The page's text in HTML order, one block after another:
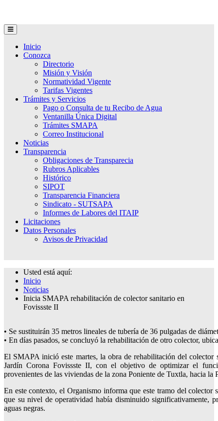
Inicio
Conozca
Directorio
Misión y Visión
Normatividad Vigente
Tarifas Vigentes
Trámites y Servicios
Pago o Consulta de tu Recibo de Agua
Ventanilla Única Digital
Trámites SMAPA
Correo Institucional
Noticias
Transparencia
Obligaciones de Transparecia
Rubros Aplicables
Histórico
SIPOT
Transparencia Financiera
Sindicato - SUTSAPA
Informes de Labores del ITAIP
Licitaciones
Datos Personales
Avisos de Privacidad
Usted está aquí:
Inicio
Noticias
Inicia SMAPA rehabilitación de colector sanitario en
Fovissste II
• Se sustituirán 35 metros lineales de tubería de 36 pulgadas de
• En días pasados, se concluyó la rehabilitación de otro colector,
El SMAPA inició este martes, la obra de rehabilitación del
Jardín Corona Fovissste II, con el objetivo de optimizar el
provenientes de las viviendas de la zona Poniente de Tuxtla, hacia la
En este contexto, el Organismo informa que este tramo del
que su nivel de operatividad había disminuido significativamente,
aguas negras.